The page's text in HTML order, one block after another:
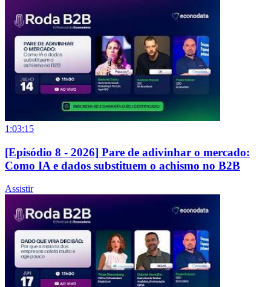
1:03:15
[Episódio 8 - 2026] Pare de adivinhar o mercado:
Como IA e dados substituem o achismo no B2B
Assistir